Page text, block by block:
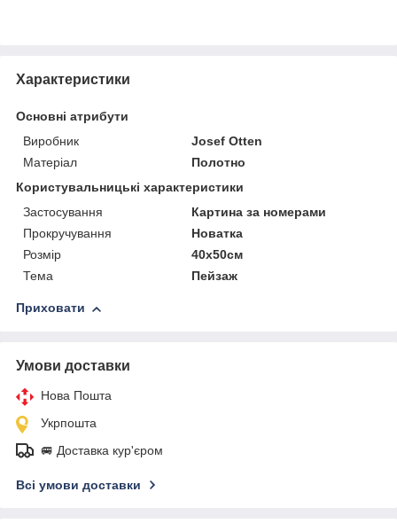
Характеристики
Основні атрибути
Виробник
Josef Otten
Матеріал
Полотно
Користувальницькі характеристики
Застосування
Картина за номерами
Прокручування
Новатка
Розмір
40х50см
Тема
Пейзаж
Приховати
Умови доставки
Нова Пошта
Укрпошта
🚐 Доставка кур'єром
Всі умови доставки